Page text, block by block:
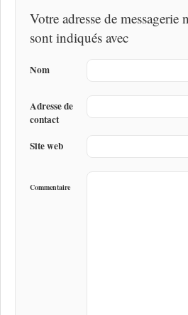
Votre adresse de
sont indiqués avec
Nom
Adresse de
contact
Site web
Commentaire